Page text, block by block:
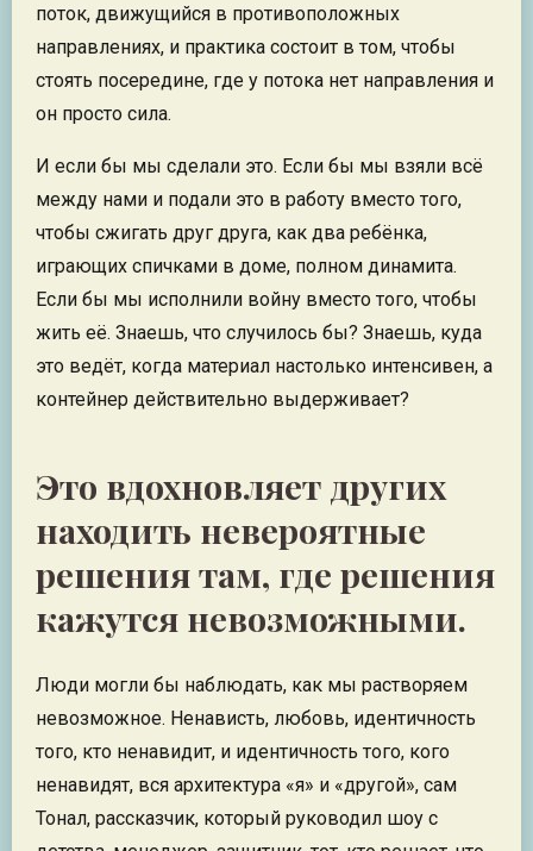
поток, движущийся в противоположных
направлениях, и практика состоит в том, чтобы
стоять посередине, где у потока нет направления и
он просто сила.
И если бы мы сделали это. Если бы мы взяли всё
между нами и подали это в работу вместо того,
чтобы сжигать друг друга, как два ребёнка,
играющих спичками в доме, полном динамита.
Если бы мы исполнили войну вместо того, чтобы
жить её. Знаешь, что случилось бы? Знаешь, куда
это ведёт, когда материал настолько интенсивен, а
контейнер действительно выдерживает?
Это вдохновляет других
находить невероятные
решения там, где решения
кажутся невозможными.
Люди могли бы наблюдать, как мы растворяем
невозможное. Ненависть, любовь, идентичность
того, кто ненавидит, и идентичность того, кого
ненавидят, вся архитектура «я» и «другой», сам
Тонал, рассказчик, который руководил шоу с